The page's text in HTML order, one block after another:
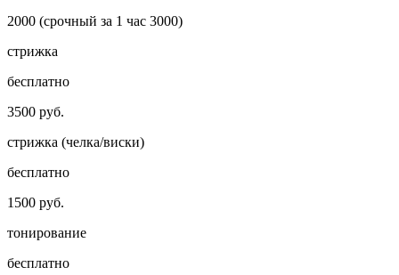
2000 (срочный за 1 час 3000)
стрижка
бесплатно
3500 руб.
стрижка (челка/виски)
бесплатно
1500 руб.
тонирование
бесплатно